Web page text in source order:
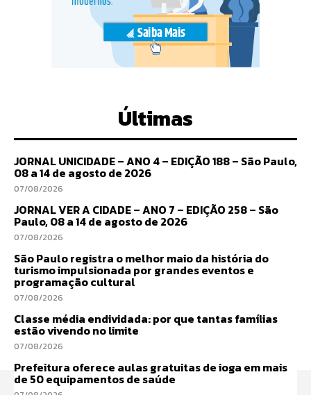
Últimas
JORNAL UNICIDADE – ANO 4 – EDIÇÃO 188 – São Paulo,
08 a 14 de agosto de 2026
07/08/2026
JORNAL VER A CIDADE – ANO 7 – EDIÇÃO 258 – São
Paulo, 08 a 14 de agosto de 2026
07/08/2026
São Paulo registra o melhor maio da história do
turismo impulsionada por grandes eventos e
programação cultural
07/08/2026
Classe média endividada: por que tantas famílias
estão vivendo no limite
07/08/2026
Prefeitura oferece aulas gratuitas de ioga em mais
de 50 equipamentos de saúde